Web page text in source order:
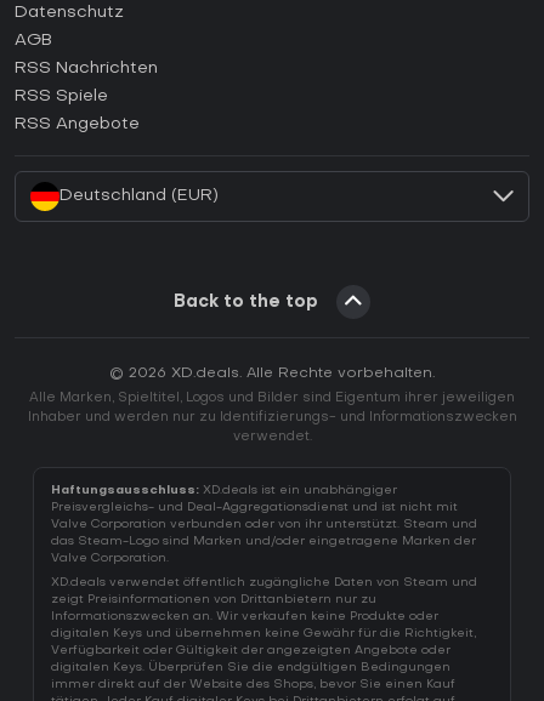
Wie aktiviert man einen Epic Games CD Key?
Wie aktiviert man einen GOG CD Key?
Wie aktiviert man einen Ubisoft Connect CD Key?
Datenschutz
AGB
RSS Nachrichten
RSS Spiele
RSS Angebote
Deutschland (EUR)
Back to the top
© 2026 XD.deals. Alle Rechte vorbehalten.
Alle Marken, Spieltitel, Logos und Bilder sind Eigentum ihrer jeweiligen
Inhaber und werden nur zu Identifizierungs- und Informationszwecken
verwendet.
Haftungsausschluss: XD.deals ist ein unabhängiger
Preisvergleichs- und Deal-Aggregationsdienst und ist nicht mit
Valve Corporation verbunden oder von ihr unterstützt. Steam und
das Steam-Logo sind Marken und/oder eingetragene Marken der
Valve Corporation.
XD.deals verwendet öffentlich zugängliche Daten von Steam und
zeigt Preisinformationen von Drittanbietern nur zu
Informationszwecken an. Wir verkaufen keine Produkte oder
digitalen Keys und übernehmen keine Gewähr für die Richtigkeit,
Verfügbarkeit oder Gültigkeit der angezeigten Angebote oder
digitalen Keys. Überprüfen Sie die endgültigen Bedingungen
immer direkt auf der Website des Shops, bevor Sie einen Kauf